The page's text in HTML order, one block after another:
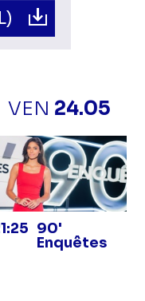
VEN 24.05
90'
Enquêtes